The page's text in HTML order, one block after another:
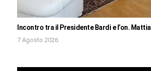
Incontro tra il Presidente Bardi e l’on. Mattia
7 Agosto 2026